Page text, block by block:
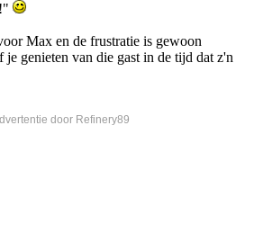
Max en de frustratie is gewoon
genieten van die gast in de tijd dat z'n
door Refinery89